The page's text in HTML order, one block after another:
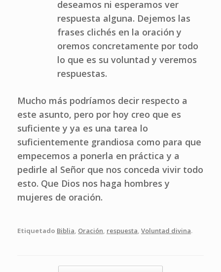
deseamos ni esperamos ver
respuesta alguna. Dejemos las
frases clichés en la oración y
oremos concretamente por todo
lo que es su voluntad y veremos
respuestas.
Mucho más podríamos decir respecto a
este asunto, pero por hoy creo que es
suficiente y ya es una tarea lo
suficientemente grandiosa como para que
empecemos a ponerla en práctica y a
pedirle al Señor que nos conceda vivir todo
esto. Que Dios nos haga hombres y
mujeres de oración.
Etiquetado Biblia, Oración, respuesta, Voluntad divina.